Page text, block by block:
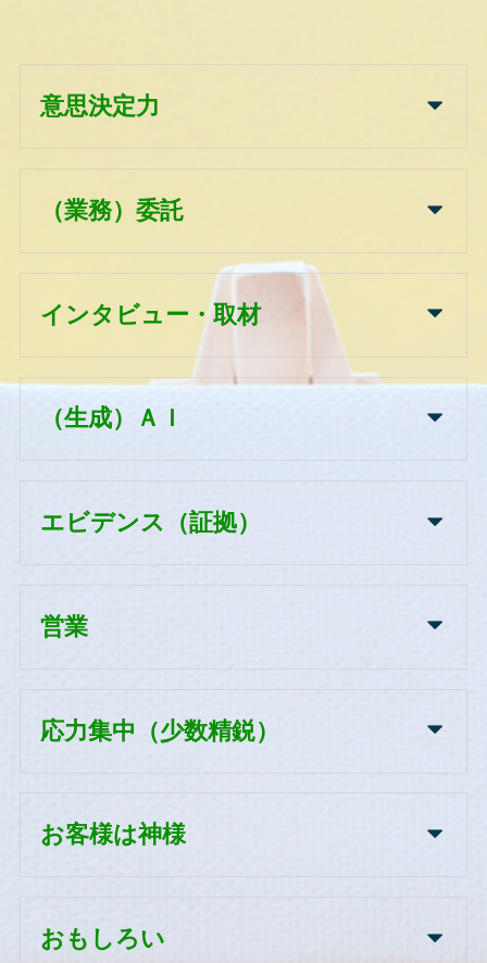
意思決定力
（業務）委託
インタビュー・取材
（生成）ＡＩ
エビデンス（証拠）
営業
応力集中（少数精鋭）
お客様は神様
おもしろい